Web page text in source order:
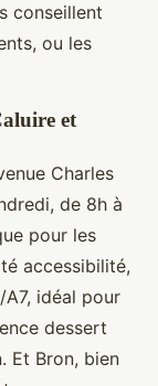
conseillent
ou les
et
Charles
de 8h à
pour les
accessibilité,
A7, idéal pour
dessert
Et Bron, bien